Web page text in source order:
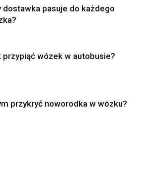
dostawka pasuje do każdego
przypiąć wózek w autobusie?
przykryć noworodka w wózku?